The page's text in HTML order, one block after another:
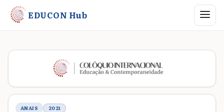
EDUCON Hub Abrir
Metadados do trabalho
ANAIS
2021